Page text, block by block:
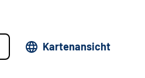
Kartenansicht